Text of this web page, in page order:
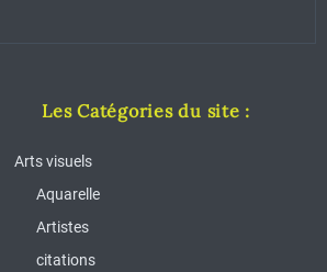
Les Catégories du site :
Arts visuels
Aquarelle
Artistes
citations